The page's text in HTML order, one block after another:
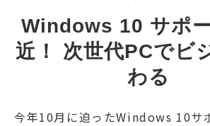
コラム
よくあるご質問
Windows 10 サポ
近！ 次世代PCでビ
わる
今年10月に迫ったWindows 10サ